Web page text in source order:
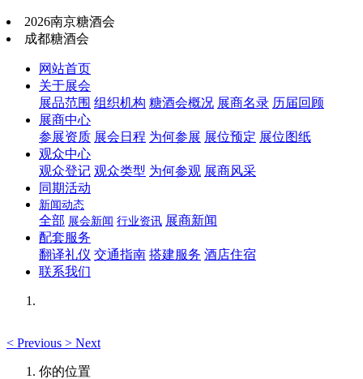
2026南京糖酒会
成都糖酒会
网站首页
关于展会
展品范围 组织机构 糖酒会概况 展商名录 历届回顾
展商中心
参展资质 展会日程 为何参展 展位预定 展位图纸
观众中心
观众登记 观众类型 为何参观 展商风采
同期活动
新闻动态
全部 展会新闻 行业资讯 展商新闻
配套服务
翻译礼仪 交通指南 搭建服务 酒店住宿
联系我们
< Previous > Next
你的位置